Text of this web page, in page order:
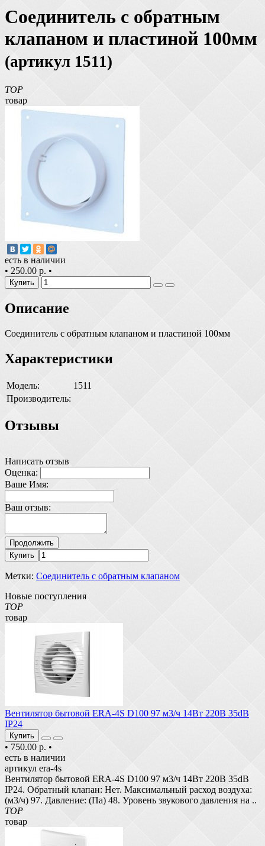
Соединитель с обратным
клапаном и пластиной 100мм
(артикул 1511)
TOP
товар
есть в наличии
• 250.00 р. •
Купить
Описание
Соединитель с обратным клапаном и пластиной 100мм
Характеристики
Модель:
1511
Производитель:
Отзывы
Написать отзыв
Оценка:
Ваше Имя:
Ваш отзыв:
Продолжить
Купить
Метки: Соединитель с обратным клапаном
Новые поступления
TOP
товар
Вентилятор бытовой ERA-4S D100 97 м3/ч 14Вт 220В 35dB
IP24
Купить
• 750.00 р. •
есть в наличии
артикул era-4s
Вентилятор бытовой ERA-4S D100 97 м3/ч 14Вт 220В 35dB
IP24. Обратный клапан: Нет. Максимальный расход воздуха:
(м3/ч) 97. Давление: (Па) 48. Уровень звукового давления на ..
TOP
товар